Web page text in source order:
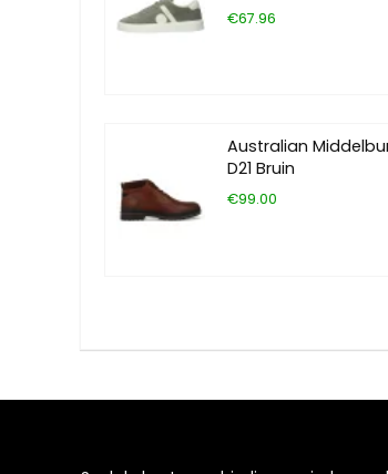
€67.96
Australian
D21 Bruin
€99.00